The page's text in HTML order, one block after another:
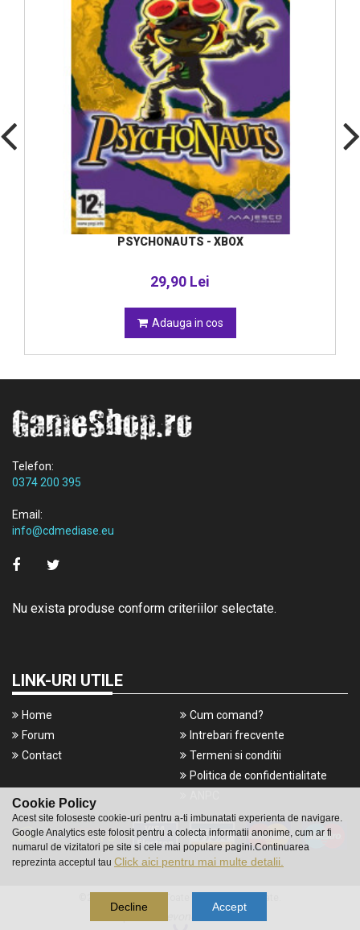
Cookie Policy
Acest site foloseste cookie-uri pentru a-ti imbunatati experienta de navigare.
Google Analytics este folosit pentru a colecta informatii anonime, cum ar fi
numarul de vizitatori pe site si cele mai populare pagini.Continuarea
reprezinta acceptul tau Click aici pentru mai multe detalii.
Decline Accept
PSYCHONAUTS - XBOX
29,90 Lei
Adauga in cos
Telefon:
0374 200 395
Email:
info@cdmediase.eu
Nu exista produse conform criteriilor selectate.
LINK-URI UTILE
Home
Forum
Contact
Cum comand?
Intrebari frecvente
Termeni si conditii
Politica de confidentialitate
DNA